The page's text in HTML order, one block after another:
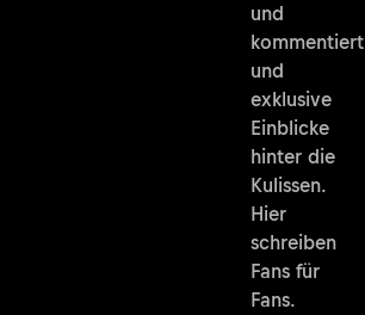
und
kommentiert
und
exklusive
Einblicke
hinter die
Kulissen.
Hier
schreiben
Fans für
Fans.